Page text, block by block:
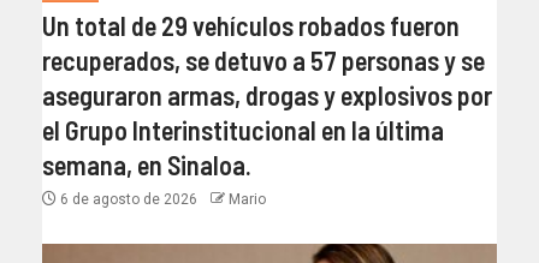
Un total de 29 vehículos robados fueron
recuperados, se detuvo a 57 personas y se
aseguraron armas, drogas y explosivos por
el Grupo Interinstitucional en la última
semana, en Sinaloa.
6 de agosto de 2026 Mario